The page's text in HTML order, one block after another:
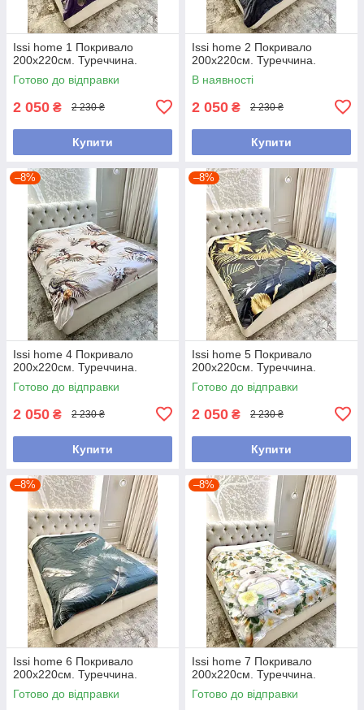
Issi home 1 Покривало
200x220см. Туреччина.
Готово до відправки
2 050 ₴ 2 230 ₴
Купити
Issi home 2 Покривало
200x220см. Туреччина.
В наявності
2 050 ₴ 2 230 ₴
Купити
–8%
Issi home 4 Покривало
200x220см. Туреччина.
Готово до відправки
2 050 ₴ 2 230 ₴
Купити
–8%
Issi home 5 Покривало
200x220см. Туреччина.
Готово до відправки
2 050 ₴ 2 230 ₴
Купити
–8%
Issi home 6 Покривало
200x220см. Туреччина.
Готово до відправки
–8%
Issi home 7 Покривало
200x220см. Туреччина.
Готово до відправки